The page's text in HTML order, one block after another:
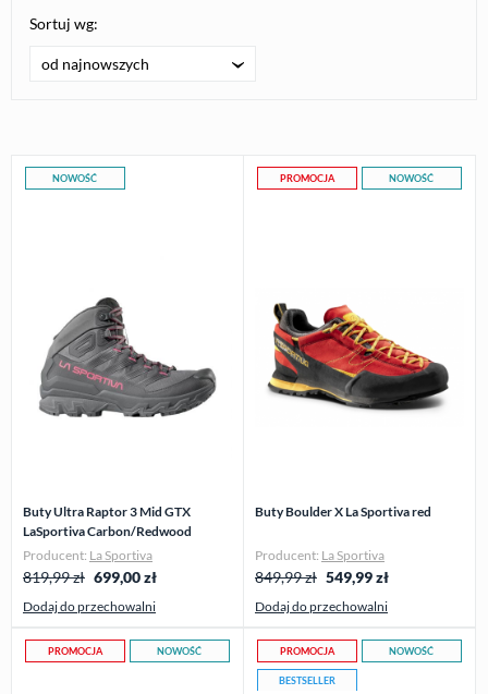
Sortuj wg:
od najnowszych
NOWOŚĆ
Buty Ultra Raptor 3 Mid GTX
LaSportiva Carbon/Redwood
Producent: La Sportiva
819,99 zł 699,00zł
Dodaj do przechowalni
PROMOCJA NOWOŚĆ
Buty Boulder X La Sportiva red
Producent: La Sportiva
849,99 zł 549,99zł
Dodaj do przechowalni
PROMOCJA NOWOŚĆ PROMOCJA NOWOŚĆ
BESTSELLER